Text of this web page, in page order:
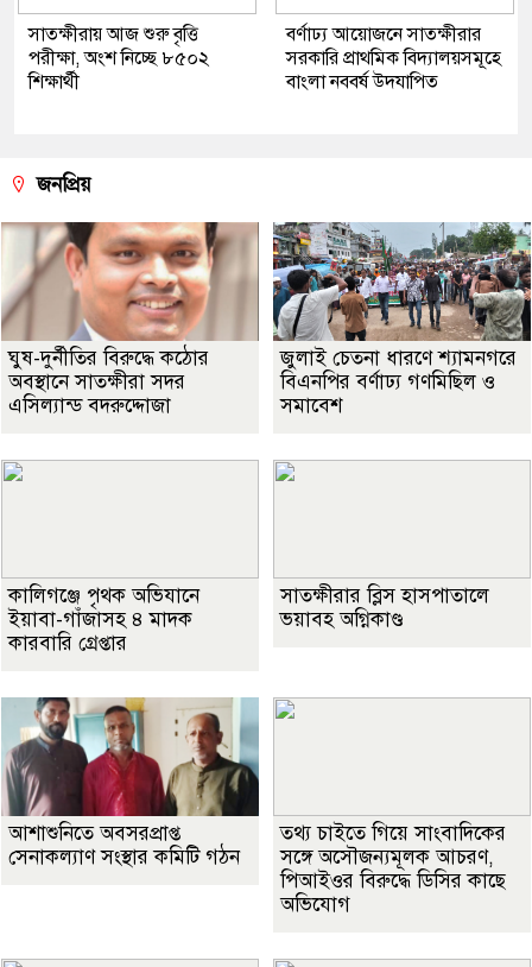
সাতক্ষীরায় আজ শুরু বৃত্তি
পরীক্ষা, অংশ নিচ্ছে ৮৫০২
শিক্ষার্থী
বর্ণাঢ্য আয়োজনে সাতক্ষীরার
সরকারি প্রাথমিক বিদ্যালয়সমূহে
বাংলা নববর্ষ উদযাপিত
জনপ্রিয়
ঘুষ-দুর্নীতির বিরুদ্ধে কঠোর
অবস্থানে সাতক্ষীরা সদর
এসিল্যান্ড বদরুদ্দোজা
জুলাই চেতনা ধারণে শ্যামনগরে
বিএনপির বর্ণাঢ্য গণমিছিল ও
সমাবেশ
কালিগঞ্জে পৃথক অভিযানে
ইয়াবা-গাঁজাসহ ৪ মাদক
কারবারি গ্রেপ্তার
সাতক্ষীরার ব্লিস হাসপাতালে
ভয়াবহ অগ্নিকাণ্ড
আশাশুনিতে অবসরপ্রাপ্ত
সেনাকল্যাণ সংস্থার কমিটি গঠন
তথ্য চাইতে গিয়ে সাংবাদিকের
সঙ্গে অসৌজন্যমূলক আচরণ,
পিআইওর বিরুদ্ধে ডিসির কাছে
অভিযোগ